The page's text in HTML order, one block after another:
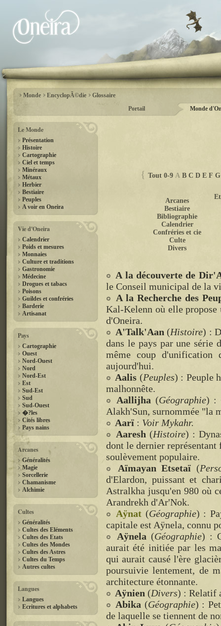
Monde EncyclopÃ©die
Glossaire
Portail
Monde
Le Monde
Présentation
Histoire
Cartographie
Ciel et temps
Minéraux
Métaux
Herbier
Bestiaire
Peuples
A voir en Oneira
Vie d'Oneira
Calendrier
Poids et mesures
Monnaies
Culture et traditions
Gastronomie
Médecine
Drogues et tabacs
Poisons
Guildes et confréries
Barderie
Artisanat
Pays
Cartographie
Ouest
Nord-Ouest
Nord
Nord-Est
Est
Sud-Est
Sud
Sud-Ouest
�?les
Cités libres
Pays nains
Arcanes
Généralités
Magie
Sorcellerie
Chamanisme
Alchimie
Cultes
Généralités
Cultes des Eléments
Cultes des Etats
Cultes des Mondes
Cultes des Astres
Cultes du Temps
Autres cultes
Langues
Langues
Ecritures et alphabets
Tout 0-9 A B C D E F G
Arcanes
Bestiaire
Bibliographie
Calendrier
Confréries et cie
Culte
Divers
A la découverte de
le Conseil municipal de la
A la Recherche des
Kal-Kelenn où elle propose
d'Oneira.
A'Talk'Aan (Histoire) :
dans le pays par une série
même coup
aujourd'hui.
Aalis (Peuples) : Peuple
malhonnête.
Aallijha (Géographie) :
Alakh'Sun, surnommée "la
Aarï : Voir Mykahr.
Aaresh (Histoire) :
dont le dernier représentant
soulèvement populaire.
Aïmayan Etsetaï (
d'Elardon, puissant et
Astralkha jusqu'en 980 où
Arandrekh d'Ar'Nok.
Aÿnat (Géographie) :
capitale est Aÿnela, connu
Aÿnela (Géographie) :
aurait été initiée par les
qui aurait causé l'ère
poursuivie lentement, de
architecture étonnante.
Aÿnien (Divers) : Relatif
Abika (Géographie) :
de laquelle se tiennent de